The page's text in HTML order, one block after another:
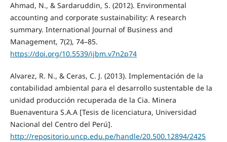
Ahmad, N., & Sardaruddin, S. (2012). Environmental
accounting and corporate sustainability: A research
summary. International Journal of Business and
Management, 7(2), 74–85.
https://doi.org/10.5539/ijbm.v7n2p74
Alvarez, R. N., & Ceras, C. J. (2013). Implementación de la
contabilidad ambiental para el desarrollo sustentable de la
unidad producción recuperada de la Cia. Minera
Buenaventura S.A.A [Tesis de licenciatura, Universidad
Nacional del Centro del Perú].
http://repositorio.uncp.edu.pe/handle/20.500.12894/2425